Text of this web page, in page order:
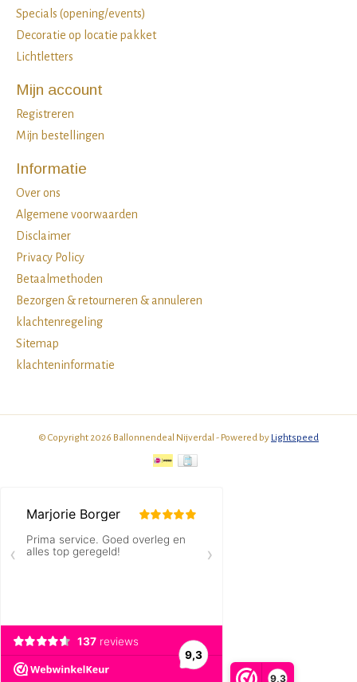
9,3
Specials (opening/events)
Decoratie op locatie pakket
Lichtletters
Mijn account
Registreren
Mijn bestellingen
Informatie
Over ons
Algemene voorwaarden
Disclaimer
Privacy Policy
Betaalmethoden
Bezorgen & retourneren & annuleren
klachtenregeling
Sitemap
klachteninformatie
© Copyright 2026 Ballonnendeal Nijverdal - Powered by Lightspeed